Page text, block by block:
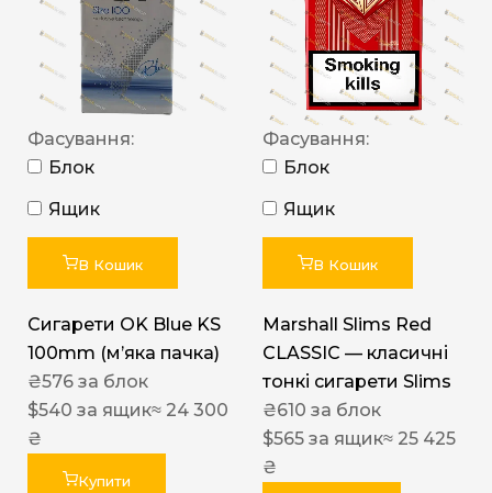
Фасування:
Блок
Ящик
В Кошик
Сигарети OK Blue KS
100mm (м’яка пачка)
₴576 за блок
$540 за ящик≈ 24 300
₴
Купити
Фасування:
Блок
Ящик
В Кошик
Marshall Slims Red
CLASSIC — класичні
тонкі сигарети Slims
₴610 за блок
$565 за ящик≈ 25 425
₴